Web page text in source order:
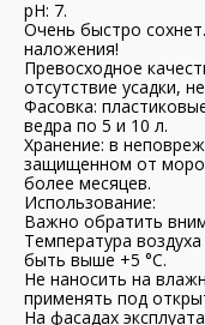
рН: 7.
Очень быстро
наложения!
Превосходное
отсутствие усадки,
Фасовка:
ведра по 5 и 10 л.
Хранение: в
защищенном от
более месяцев.
Использование:
Важно обратить
Температура
быть выше +5 °C.
Не наносить на
применять под
На фасадах